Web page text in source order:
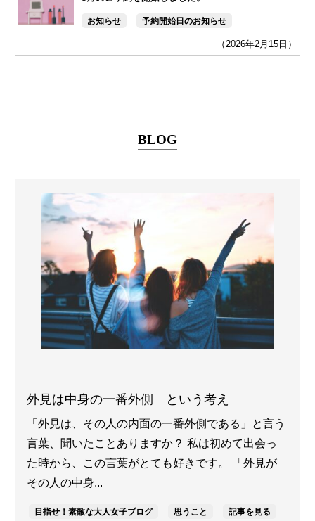
お知らせ 予約開始日のお知らせ
（2026年2月15日）
BLOG
外見は中身の一番外側 という考え
「外見は、その人の内面の一番外側である」と言う
言葉、聞いたことありますか？ 私は初めて出会っ
た時から、この言葉がとても好きです。 「外見が
その人の中身...
目指せ！素敵な大人女子ブログ 思うこと 記事を見る